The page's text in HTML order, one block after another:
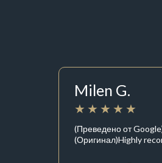
Milen G.
(Преведено от
(Оригинал)Highly